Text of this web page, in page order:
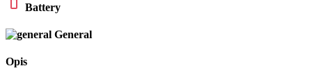
Battery
General
Opis